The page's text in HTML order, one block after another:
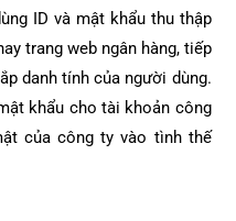
ID và mật khẩu thu thập
trang web ngân hàng, tiếp
danh tính của người dùng.
khẩu cho tài khoản công
của công ty vào tình thế